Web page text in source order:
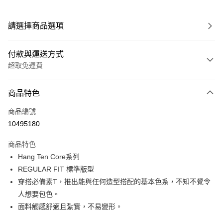
請選擇商品選項
付款與運送方式
超取免運費
信用卡一次付款
LINE Pay
街口支付
悠遊付
Google Pay
貨到付款
商品特色
商品編號
10495180
商品特色
Hang Ten Core系列
REGULAR FIT 標準版型
穿搭必備素T，推出能與任何造型搭配的基本色系，不知不覺令
人想要包色。
面料觸感舒適且紮實，不易變形。